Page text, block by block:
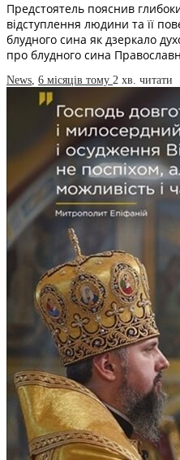
Предстоятель пояснив
відступлення людини та її
блудного сина як дзеркало
про блудного сина
News, 6 місяців тому 2 хв. читати